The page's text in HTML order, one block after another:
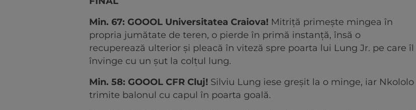
Min. 67: GOOOL Universitatea Craiova! Mitriță primește mingea în
propria jumătate de teren, o pierde în primă instanță, însă o
recuperează ulterior și pleacă în viteză spre poarta lui Lung Jr. pe care îl
învinge cu un șut la colțul lung.
Min. 58: GOOOL CFR Cluj! Silviu Lung iese greșit la o minge, iar Nkololo
trimite balonul cu capul în poarta goală.